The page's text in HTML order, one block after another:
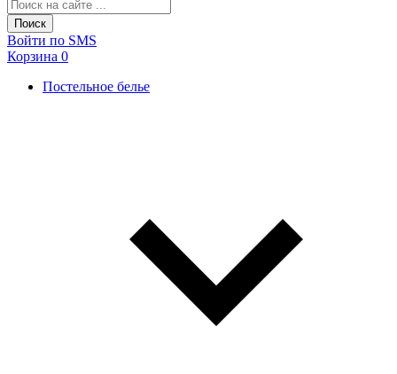
Поиск
Войти по SMS
Корзина 0
Постельное белье